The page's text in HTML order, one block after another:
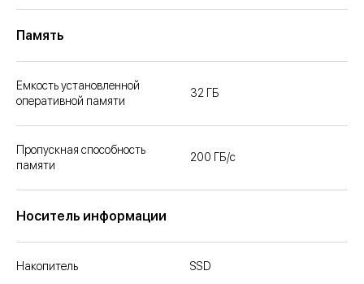
Память
Емкость установленной
оперативной памяти
32 ГБ
Пропускная способность
памяти
200 ГБ/с
Носитель информации
Накопитель SSD